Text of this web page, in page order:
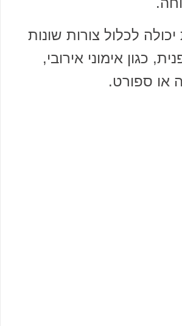
יכולה לכלול צורות שונות
כגון אימוני אירובי,
או ספורט.